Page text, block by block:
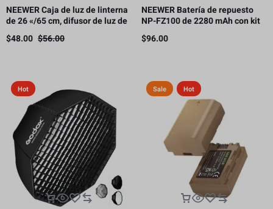
NEEWER Caja de luz de linterna
de 26 «/65 cm, difusor de luz de
liberación rápida 360° Bowens
Mount Softbox con aleación de
$56.00
$48.00
NEEWER Batería de repuesto
NP-FZ100 de 2280 mAh con kit
de cargador USB de doble canal
$96.00
Hot Sale Hot